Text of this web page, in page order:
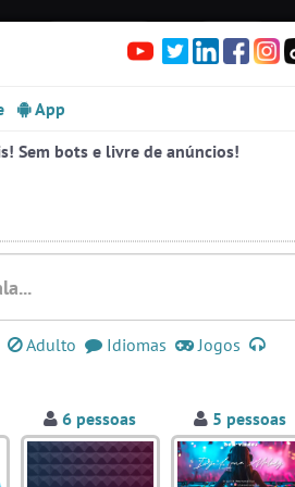
Denúncias Ajuda
Stats
30
6 pessoas
pessoas
pessoas
App
Sem bots e livre de anúncios!
Adulto Idiomas
Jogos
6 pessoas 5 pessoas